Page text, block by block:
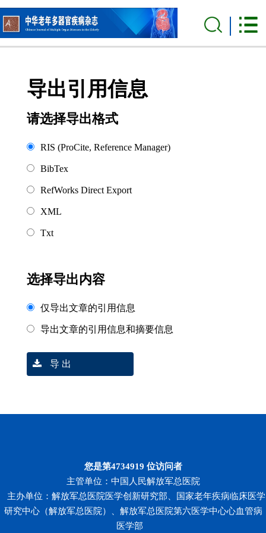
导出引用信息
请选择导出格式
RIS (ProCite, Reference Manager)
BibTex
RefWorks Direct Export
XML
Txt
选择导出内容
仅导出文章的引用信息
导出文章的引用信息和摘要信息
导 出
您是第4734919 位访问者
主管单位：中国人民解放军总医院
主办单位：解放军总医院医学创新研究部、国家老年疾病临床医学
研究中心（解放军总医院）、解放军总医院第六医学中心心血管病
医学部